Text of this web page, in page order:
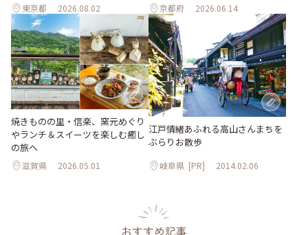
東京都 2026.08.02 京都府 2026.06.14
焼きものの里・信楽、窯元めぐり
やランチ＆スイーツを楽しむ癒し
の旅へ
滋賀県 2026.05.01
江戸情緒あふれる高山さんまちを
ぶらりお散歩
岐阜県 [PR] 2014.02.06
おすすめ記事